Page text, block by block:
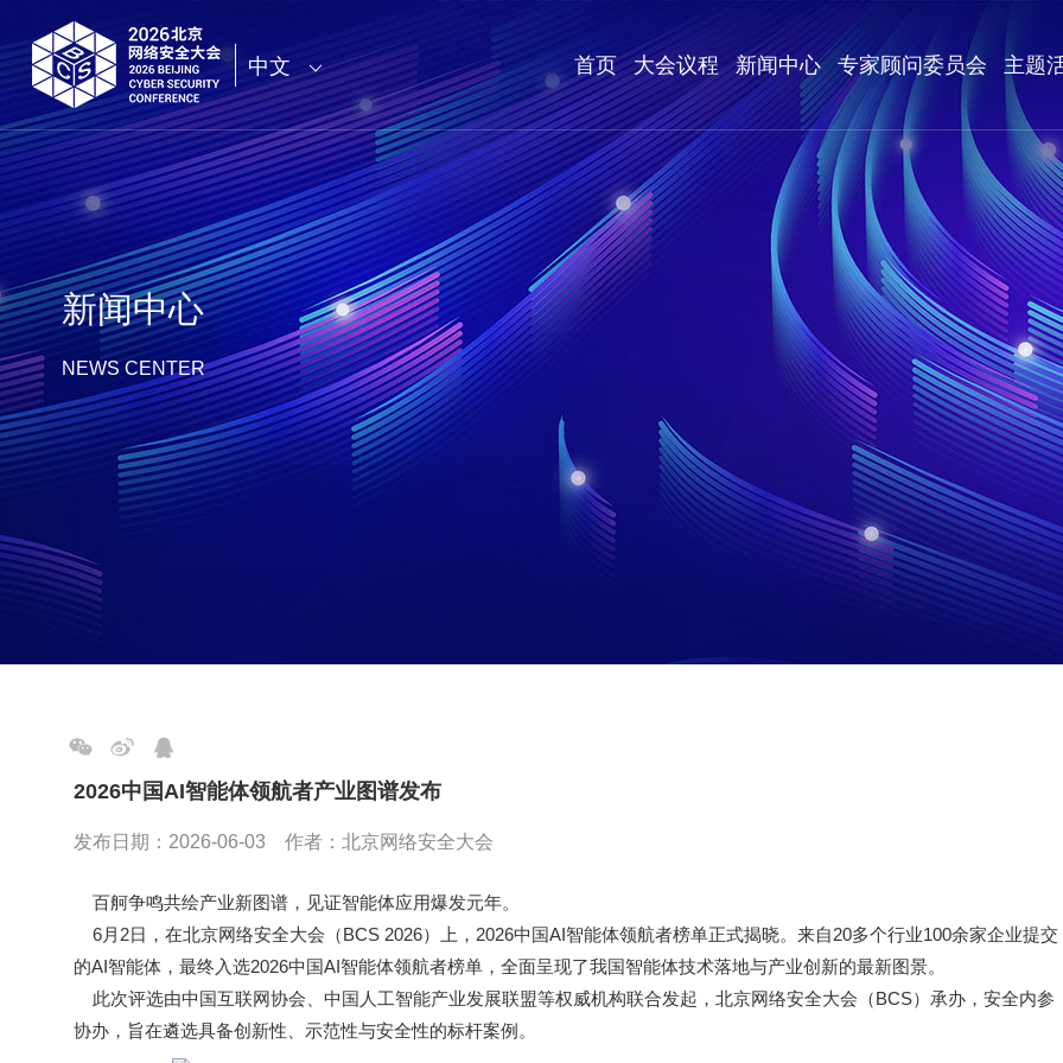
中文 首页 大会议程 新闻中心 专家顾问委员会 主题
新闻中心
NEWS CENTER
2026中国AI智能体领航者产业图谱发布
发布日期：2026-06-03 作者：北京网络安全大会
百舸争鸣共绘产业新图谱，见证智能体应用爆发元年。
6月2日，在北京网络安全大会（BCS 2026）上，2026中国AI智能体领航者榜单正式揭晓。来自20多个行业100余家企业提交
的AI智能体，最终入选2026中国AI智能体领航者榜单，全面呈现了我国智能体技术落地与产业创新的最新图景。
此次评选由中国互联网协会、中国人工智能产业发展联盟等权威机构联合发起，北京网络安全大会（BCS）承办，安全内参
协办，旨在遴选具备创新性、示范性与安全性的标杆案例。